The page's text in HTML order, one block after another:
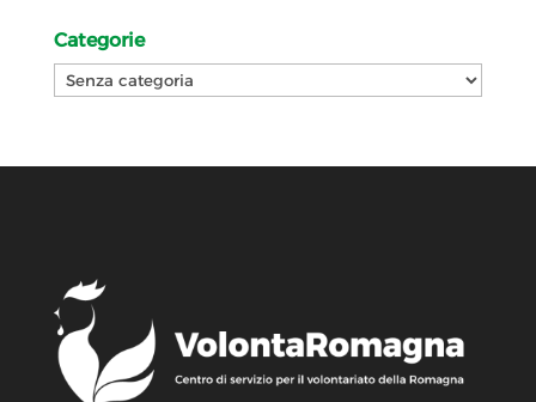
Categorie
Categorie